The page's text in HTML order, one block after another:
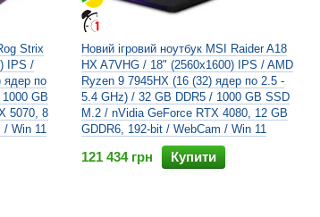
Strix
IPS /
ядер по
GB
5070, 8
/ Win 11
Новий ігровий ноутбук MSI Raider A18
HX A7VHG / 18" (2560x1600) IPS / AMD
Ryzen 9 7945HX (16 (32) ядер по 2.5 -
5.4 GHz) / 32 GB DDR5 / 1000 GB SSD
M.2 / nVidia GeForce RTX 4080, 12 GB
GDDR6, 192-bit / WebCam / Win 11
121 434 грн Купити